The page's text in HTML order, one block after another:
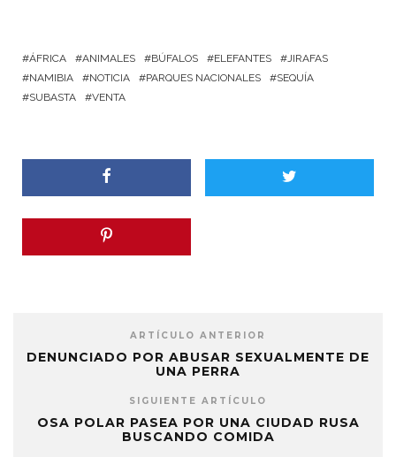
ÁFRICA ANIMALES BÚFALOS ELEFANTES
JIRAFAS
NAMIBIA
NOTICIA PARQUES NACIONALES
SEQUÍA
SUBASTA
VENTA
ARTÍCULO ANTERIOR
DENUNCIADO POR ABUSAR SEXUALMENTE DE
UNA PERRA
SIGUIENTE ARTÍCULO
OSA POLAR PASEA POR UNA CIUDAD RUSA
BUSCANDO COMIDA